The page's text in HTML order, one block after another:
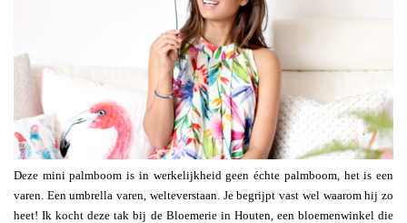
Deze mini palmboom is in werkelijkheid geen échte palmboom, het is een
varen. Een umbrella varen, welteverstaan. Je begrijpt vast wel waarom hij zo
heet! Ik kocht deze tak bij de Bloemerie in Houten, een bloemenwinkel die